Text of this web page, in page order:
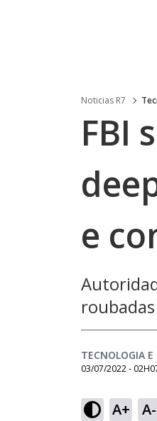
Noticias R7
FBI
e
TECNOLOGIA E
03/07/2022 -
A+ A-